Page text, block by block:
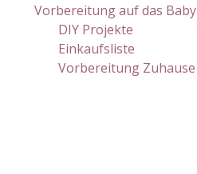
Vorbereitung auf das Baby
DIY Projekte
Einkaufsliste
Vorbereitung Zuhause